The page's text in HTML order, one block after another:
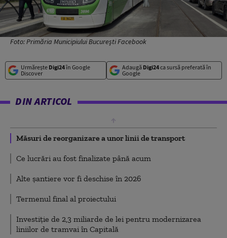
Foto: Primăria Municipiului Bucureşti Facebook
Urmărește Digi24în Google
Discover
Adaugă Digi24ca sursă preferată în
Google
DIN ARTICOL
Măsuri de reorganizare a unor linii de transport
Ce lucrări au fost finalizate până acum
Alte șantiere vor fi deschise în 2026
Termenul final al proiectului
Investiție de 2,3 miliarde de lei pentru modernizarea
liniilor de tramvai în Capitală